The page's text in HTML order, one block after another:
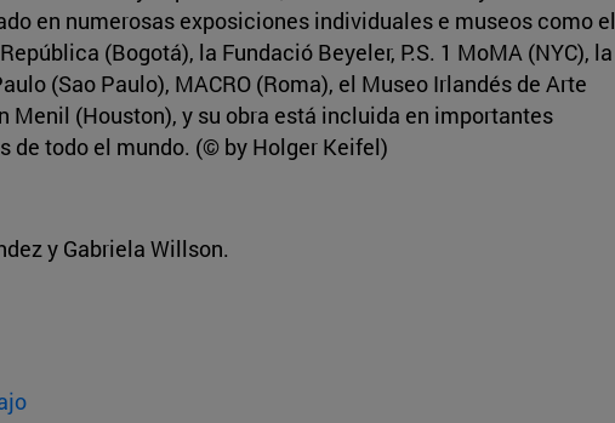
en numerosas exposiciones individuales e museos como el
(Bogotá), la Fundació Beyeler, P.S. 1 MoMA (NYC), la
(Sao Paulo), MACRO (Roma), el Museo Irlandés de Arte
Menil (Houston), y su obra está incluida en importantes
de todo el mundo. (© by Holger Keifel)
y Gabriela Willson.